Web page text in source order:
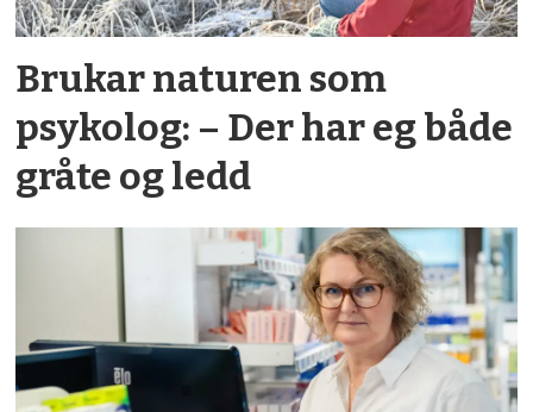
Brukar naturen som
psykolog: – Der har eg både
gråte og ledd